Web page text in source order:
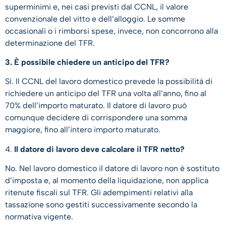
superminimi e, nei casi previsti dal CCNL, il valore
convenzionale del vitto e dell’alloggio. Le somme
occasionali o i rimborsi spese, invece, non concorrono alla
determinazione del TFR.
3. È possibile chiedere un anticipo del TFR?
Sì. Il CCNL del lavoro domestico prevede la possibilità di
richiedere un anticipo del TFR una volta all’anno, fino al
70% dell’importo maturato. Il datore di lavoro può
comunque decidere di corrispondere una somma
maggiore, fino all’intero importo maturato.
4. Il datore di lavoro deve calcolare il TFR netto?
No. Nel lavoro domestico il datore di lavoro non è sostituto
d’imposta e, al momento della liquidazione, non applica
ritenute fiscali sul TFR. Gli adempimenti relativi alla
tassazione sono gestiti successivamente secondo la
normativa vigente.